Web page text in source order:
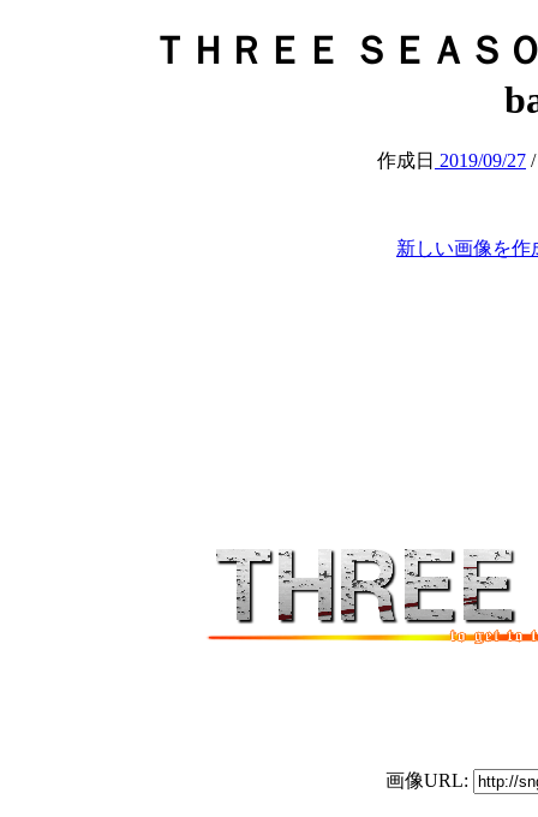
ＴＨＲＥＥ ＳＥＡＳ
作成日 2019/09/27
新しい画像を作
画像URL: